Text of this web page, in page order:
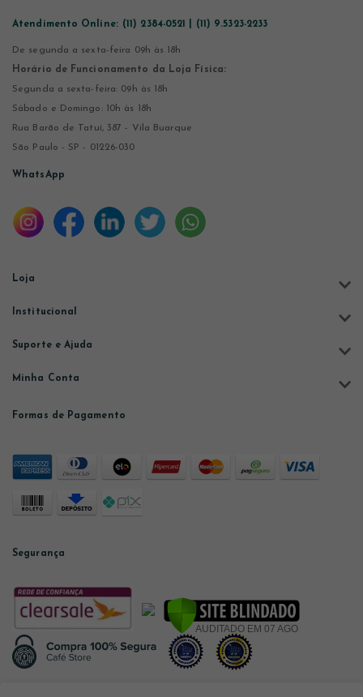
Atendimento Online: (11) 2384-0521 | (11) 9.5323-2233
De segunda a sexta-feira 09h às 18h
Horário de Funcionamento da Loja Física:
Segunda a sexta-feira: 09h às 18h
Sábado e Domingo: 10h às 18h
Rua Barão de Tatuí, 387 - Vila Buarque
São Paulo - SP - 01226-030
WhatsApp
Loja
Institucional
Suporte e Ajuda
Minha Conta
Formas de Pagamento
Segurança